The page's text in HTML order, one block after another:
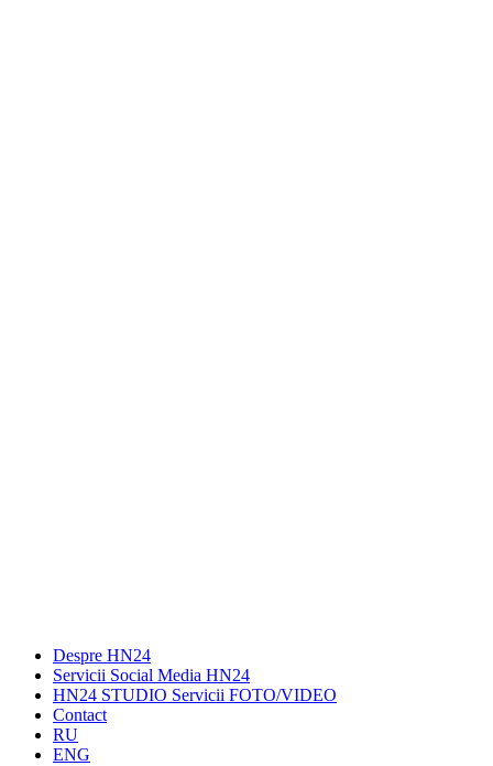
Despre HN24
Servicii Social Media HN24
HN24 STUDIO Servicii FOTO/VIDEO
Contact
RU
ENG